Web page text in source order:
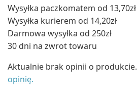
Wysyłka paczkomatem od 13,70zł
Wysyłka kurierem od 14,20zł
Darmowa wysyłka od 250zł
30 dni na zwrot towaru
Aktualnie brak opinii o produkcie.
opinię.